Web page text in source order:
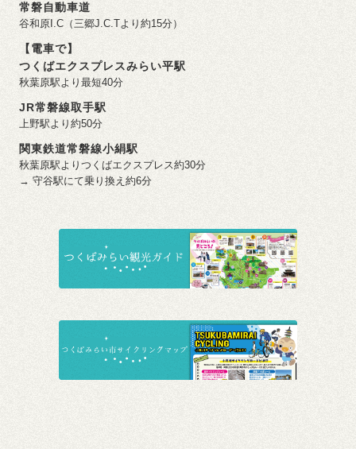
常磐自動車道
谷和原I.C（三郷J.C.Tより約15分）
【電車で】
つくばエクスプレスみらい平駅
秋葉原駅より最短40分
JR常磐線取手駅
上野駅より約50分
関東鉄道常磐線小絹駅
秋葉原駅よりつくばエクスプレス約30分
→ 守谷駅にて乗り換え約6分